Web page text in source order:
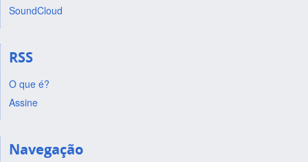
SoundCloud
RSS
O que é?
Assine
Navegação